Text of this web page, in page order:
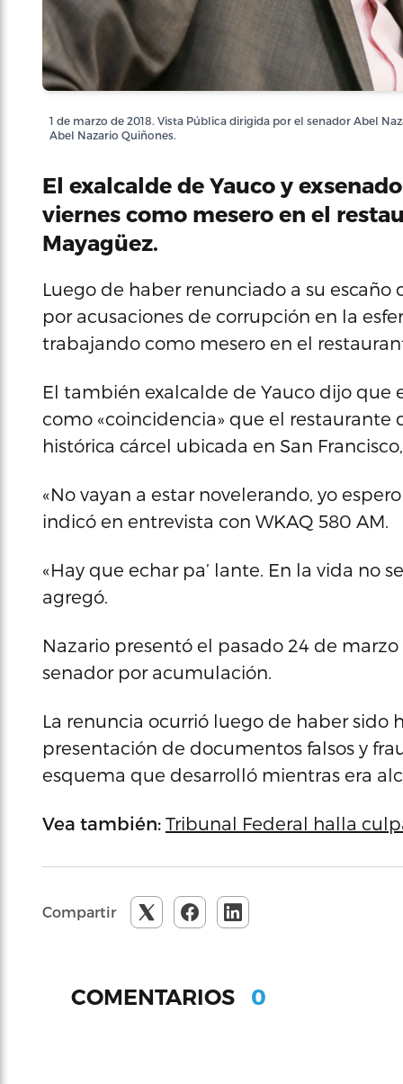
1 de marzo de 2018. Vista Pública dirigida por el senador Abel
Abel Nazario Quiñones.
El exalcalde de Yauco y
viernes como mesero en el
Mayagüez.
Luego de haber renunciado a su
por acusaciones de corrupción en la
trabajando como mesero en el
El también exalcalde de Yauco dijo que
como «coincidencia» que el
histórica cárcel ubicada en San
«No vayan a estar novelerando, yo
indicó en entrevista con WKAQ 580 AM.
«Hay que echar pa’ lante. En la vida no
agregó.
Nazario presentó el pasado 24 de
senador por acumulación.
La renuncia ocurrió luego de haber sido
presentación de documentos falsos y
esquema que desarrolló mientras era
Vea también: Tribunal Federal halla
Compartir
COMENTARIOS 0